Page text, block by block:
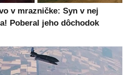
v mrazničke: Syn v nej
Poberal jeho dôchodok